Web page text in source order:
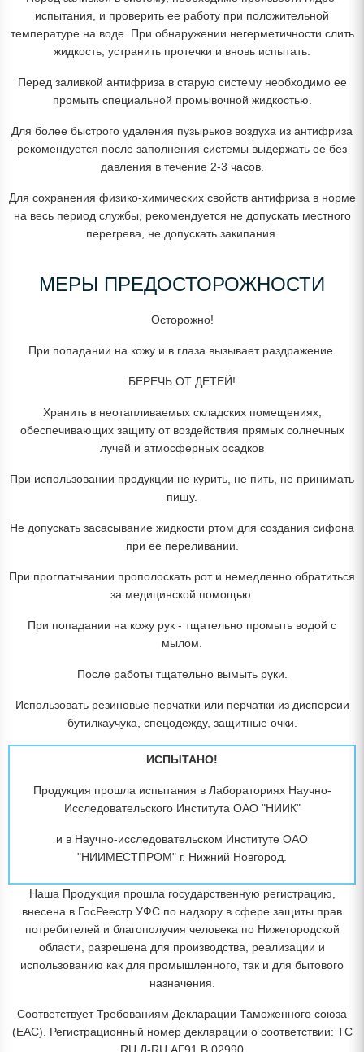
испытания, и проверить ее работу при положительной
температуре на воде. При обнаружении негерметичности слить
жидкость, устранить протечки и вновь испытать.
Перед заливкой антифриза в старую систему необходимо ее
промыть специальной промывочной жидкостью.
Для более быстрого удаления пузырьков воздуха из антифриза
рекомендуется после заполнения системы выдержать ее без
давления в течение 2-3 часов.
Для сохранения физико-химических свойств антифриза в норме
на весь период службы, рекомендуется не допускать местного
перегрева, не допускать закипания.
МЕРЫ ПРЕДОСТОРОЖНОСТИ
Осторожно!
При попадании на кожу и в глаза вызывает раздражение.
БЕРЕЧЬ ОТ ДЕТЕЙ!
Хранить в неотапливаемых складских помещениях,
обеспечивающих защиту от воздействия прямых солнечных
лучей и атмосферных осадков
При использовании продукции не курить, не пить, не принимать
пищу.
Не допускать засасывание жидкости ртом для создания сифона
при ее переливании.
При проглатывании прополоскать рот и немедленно обратиться
за медицинской помощью.
При попадании на кожу рук - тщательно промыть водой с
мылом.
После работы тщательно вымыть руки.
Использовать резиновые перчатки или перчатки из дисперсии
бутилкаучука, спецодежду, защитные очки.
ИСПЫТАНО!
Продукция прошла испытания в Лабораториях Научно-
Исследовательского Института ОАО "НИИК"
и в Научно-исследовательском Институте ОАО
"НИИМЕСТПРОМ" г. Нижний Новгород.
Наша Продукция прошла государственную регистрацию,
внесена в ГосРеестр УФС по надзору в сфере защиты прав
потребителей и благополучия человека по Нижегородской
области, разрешена для производства, реализации и
использованию как для промышленного, так и для бытового
назначения.
Соответствует Требованиям Декларации Таможенного союза
(EAC). Регистрационный номер декларации о соответствии: ТС